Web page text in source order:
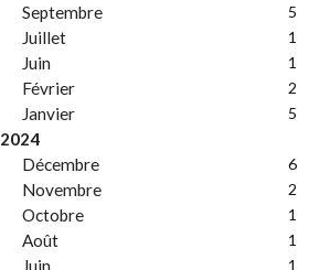
Septembre 5
Juillet 1
Juin 1
Février 2
Janvier 5
2024
Décembre
6
Novembre 2
Octobre 1
Août 1
1